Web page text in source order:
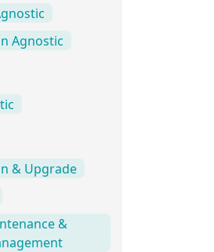
Agnostic
& Upgrade
&